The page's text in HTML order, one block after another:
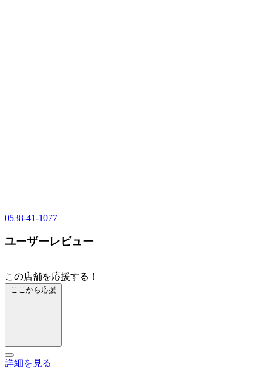
0538-41-1077
ユーザーレビュー
この店舗を応援する！
ここから応援
詳細を見る